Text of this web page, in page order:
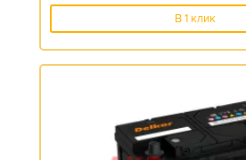
В 1 клик